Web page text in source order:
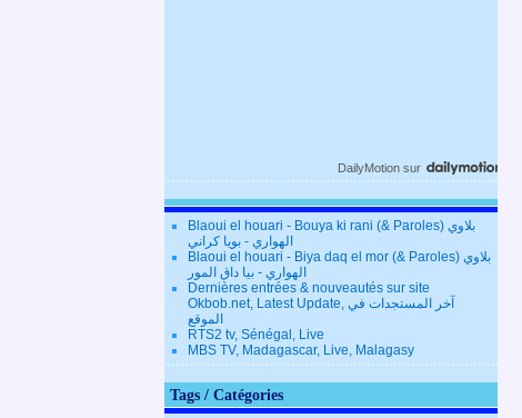
DailyMotion sur
Blaoui el houari - Bouya ki rani (& Paroles) بلاوي
الهواري - بويا كراني
Blaoui el houari - Biya daq el mor (& Paroles) بلاوي
الهواري - بيا داق المور
Dernières entrées & nouveautés sur site
Okbob.net, Latest Update, آخر المستجدات في
الموقع
RTS2 tv, Sénégal, Live
MBS TV, Madagascar, Live, Malagasy
Tags / Catégories